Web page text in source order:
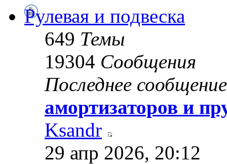
Рулевая и подвеска
649 Темы
19304 Сообщения
Последнее сообщение
амортизаторов и
Ksandr
29 апр 2026, 20:12